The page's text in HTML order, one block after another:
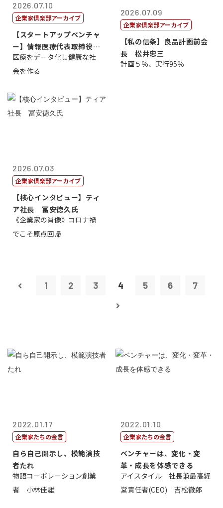
2026.07.10
企業家倶楽部アーカイブ
【スタートアップベンチャ
ー】情報医療代表取締役
原 聖吾
医療をデータ化し健康な社
会を作る
2026.07.09
企業家倶楽部アーカイブ
【私の信条】良品計画前会
長 松井忠三
計画５％、実行95％
2026.07.03
企業家倶楽部アーカイブ
【核心インタビュー】ティ
ア社長 冨安徳久氏
《企業家の肖像》コロナ禍
でこそ原点回帰
1 2 3 4 5 6 7
2022.01.17
企業家たちの金言
自ら自己開示し、模範演技
者たれ
物語コーポレーション創業
者 小林佳雄
2022.01.10
企業家たちの金言
ベンチャーは、変化・変
革・成長を体感できる
アイスタイル 社長兼最高経
営責任者(CEO) 吉松徹郎